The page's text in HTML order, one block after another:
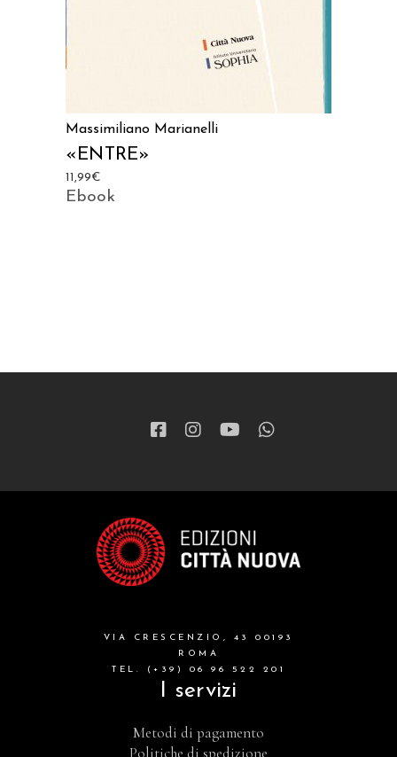
Massimiliano Marianelli
«ENTRE»
11,99€
Ebook
VIA CRESCENZIO, 43 00193
ROMA
TEL. (+39) 06 96 522 201
I servizi
Metodi di pagamento
Politiche di spedizione